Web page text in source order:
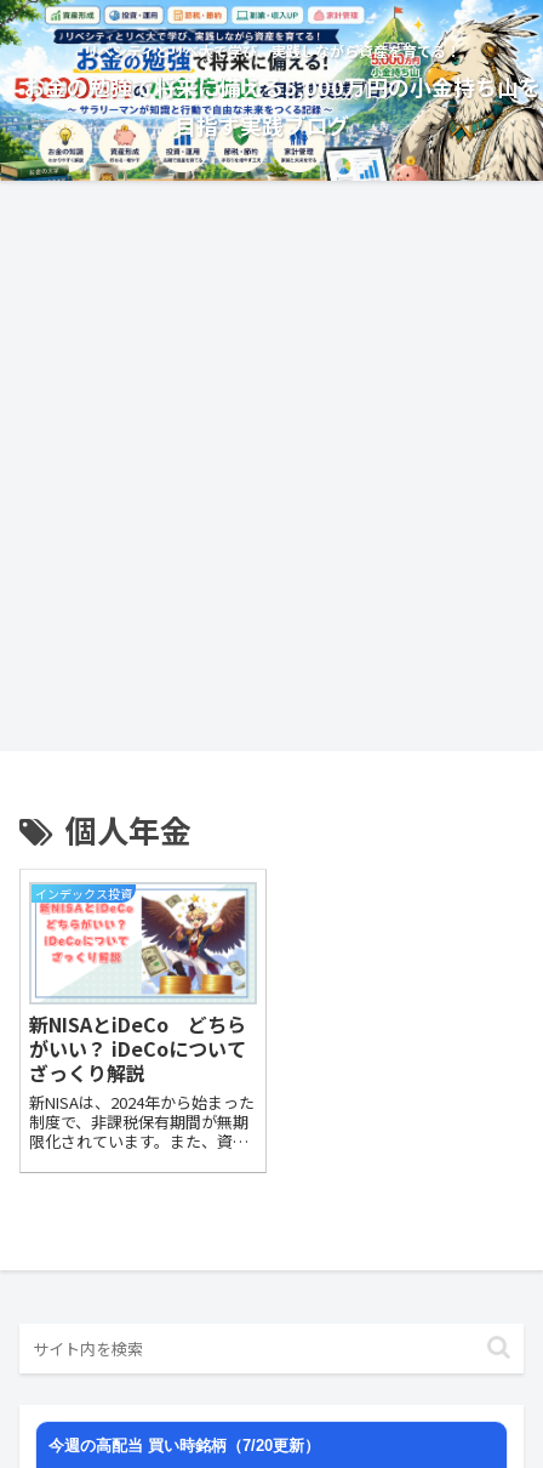
リベシティとリベ大で学び、実践しながら資産を育てる！
お金の勉強で将来に備える5,000万円の小金持ち山を
目指す実践ブログ
個人年金
インデックス投資
新NISAとiDeCo どちら
がいい？ iDeCoについて
ざっくり解説
新NISAは、2024年から始まった
制度で、非課税保有期間が無期
限化されています。また、資産
ます。 一方、iDeCoは「個人型
今週の高配当 買い時銘柄（7/20更新）